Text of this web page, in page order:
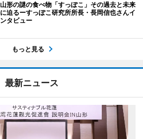
山形の謎の食べ物「すっぽこ」その過去と未来
に迫るーすっぽこ研究所所長・長岡信也さんイ
ンタビュー
もっと見る
最新ニュース